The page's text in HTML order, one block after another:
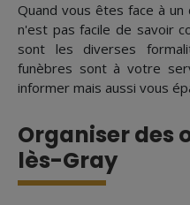
Quand vous êtes face à
n'est pas facile de savoir
sont les diverses
funèbres sont à votre
informer mais aussi vous
Organiser des
lès-Gray